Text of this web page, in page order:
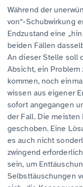
Während der
von“-Schubwirkung
Endzustand eine
beiden Fällen
An dieser Stelle soll
Absicht, ein Problem
kommen, noch
wissen aus eigener
sofort angegangen
der Fall. Die meisten
geschoben. Eine
es auch nicht
zwingend
sein, um
Selbsttäuschungen